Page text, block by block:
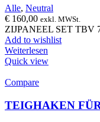
Alle, Neutral
€ 160,00 exkl. MWSt.
ZIJPANEEL SET TBV
Add to wishlist
Weiterlesen
Quick view
Compare
TEIGHAKEN